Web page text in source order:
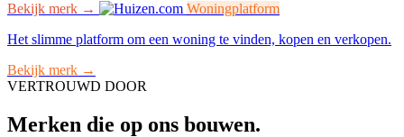
Bekijk merk →
Woningplatform
Het slimme platform om een woning te vinden, kopen en verkopen.
Bekijk merk →
VERTROUWD DOOR
Merken die op ons bouwen.